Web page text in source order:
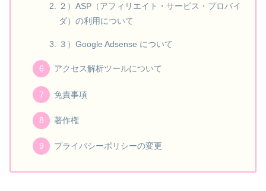
２）ASP（アフィリエイト・サービス・プロバイ
ダ）の利用について
３）Google Adsense について
アクセス解析ツールについて
免責事項
著作権
プライバシーポリシーの変更